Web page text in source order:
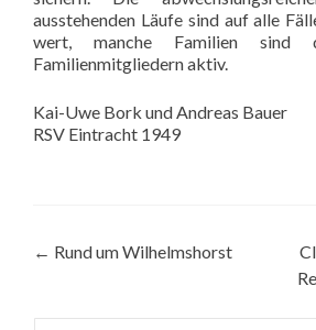
ausstehenden Läufe sind auf alle
wert, manche Familien sind
Familienmitgliedern aktiv.
Kai-Uwe Bork und Andreas Bauer
RSV Eintracht 1949
← Rund um Wilhelmshorst